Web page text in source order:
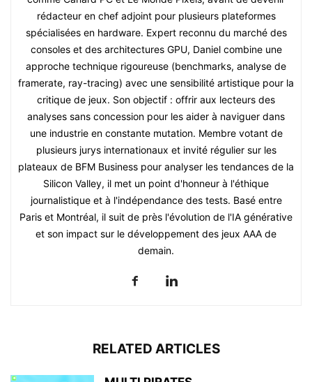
rédacteur en chef adjoint pour plusieurs plateformes
spécialisées en hardware. Expert reconnu du marché des
consoles et des architectures GPU, Daniel combine une
approche technique rigoureuse (benchmarks, analyse de
framerate, ray-tracing) avec une sensibilité artistique pour la
critique de jeux. Son objectif : offrir aux lecteurs des
analyses sans concession pour les aider à naviguer dans
une industrie en constante mutation. Membre votant de
plusieurs jurys internationaux et invité régulier sur les
plateaux de BFM Business pour analyser les tendances de la
Silicon Valley, il met un point d'honneur à l'éthique
journalistique et à l'indépendance des tests. Basé entre
Paris et Montréal, il suit de près l'évolution de l'IA générative
et son impact sur le développement des jeux AAA de
demain.
RELATED ARTICLES